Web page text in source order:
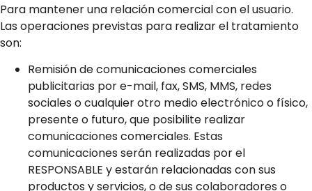
Para mantener una relación comercial con el usuario.
Las operaciones previstas para realizar el tratamiento
son:
Remisión de comunicaciones comerciales
publicitarias por e-mail, fax, SMS, MMS, redes
sociales o cualquier otro medio electrónico o físico,
presente o futuro, que posibilite realizar
comunicaciones comerciales. Estas
comunicaciones serán realizadas por el
RESPONSABLE y estarán relacionadas con sus
productos y servicios, o de sus colaboradores o